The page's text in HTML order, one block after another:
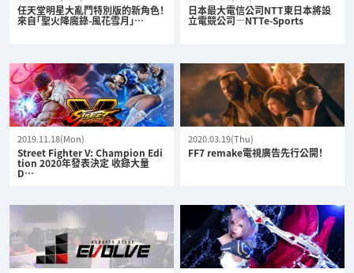
任天堂明星大亂鬥特別版的新角色！
來自「聖火降魔錄-風花雪月」…
日本最大電信公司NTT東日本將設
立電競公司—NTTe-Sports
2019.11.18(Mon)
Street Fighter V: Champion Edi
tion 2020年發表決定 收錄大量
D…
2020.03.19(Thu)
FF7 remake電視廣告先行公開！